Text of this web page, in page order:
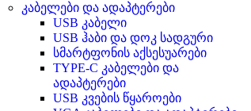
კაბელები და ადაპტერები
USB კაბელი
USB ჰაბი და დოკ სადგური
სმარტფონის აქსესუარები
TYPE-C კაბელები და
ადაპტერები
USB კვების წყაროები